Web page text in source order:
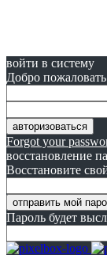
войти в систему
Добро
Forgot your
восстановление
Восстановите
Пароль будет